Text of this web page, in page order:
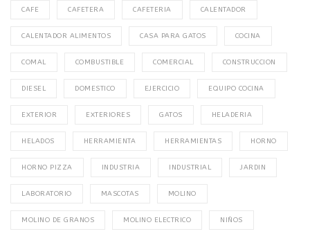
CAFE CAFETERA CAFETERIA CALENTADOR
CALENTADOR ALIMENTOS CASA PARA GATOS COCINA
COMAL COMBUSTIBLE COMERCIAL CONSTRUCCION
DIESEL DOMESTICO EJERCICIO EQUIPO COCINA
EXTERIOR EXTERIORES GATOS HELADERIA
HELADOS HERRAMIENTA HERRAMIENTAS HORNO
HORNO PIZZA INDUSTRIA INDUSTRIAL JARDIN
LABORATORIO MASCOTAS MOLINO
MOLINO DE GRANOS MOLINO ELECTRICO NIÑOS